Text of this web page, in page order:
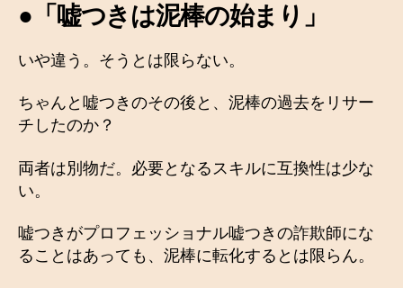
●「嘘つきは泥棒の始まり」
いや違う。そうとは限らない。
ちゃんと嘘つきのその後と、泥棒の過去をリサー
チしたのか？
両者は別物だ。必要となるスキルに互換性は少な
い。
嘘つきがプロフェッショナル嘘つきの詐欺師にな
ることはあっても、泥棒に転化するとは限らん。